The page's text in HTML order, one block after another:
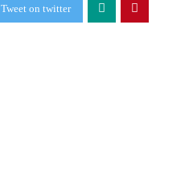
Tweet on twitter